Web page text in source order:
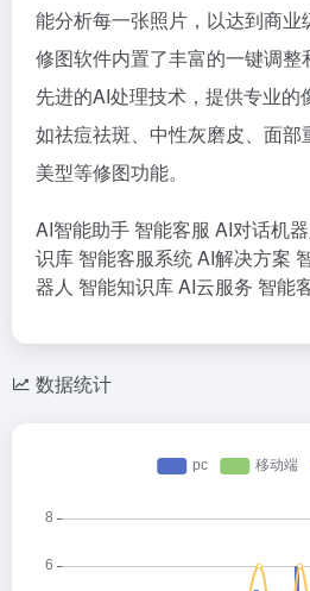
能分析每一张照片，以达到商业
修图软件内置了丰富的一键调
先进的AI处理技术，提供专业的
如祛痘祛斑、中性灰磨皮、面
美型等修图功能。
AI智能助手 智能客服 AI对话机
识库 智能客服系统AI解决方案
器人 智能知识库AI云服务 智能
数据统计